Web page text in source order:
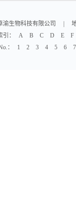
渝生物科技有限公司
：
A B C D E
F
：
1 2 3 4 5 6 7